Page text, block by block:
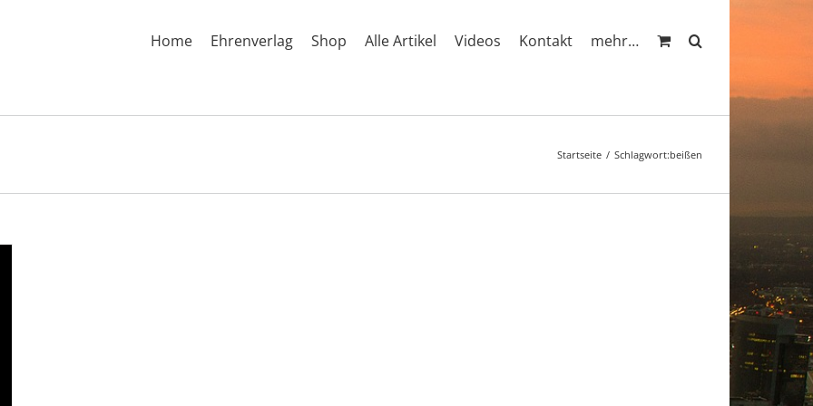
Home Ehrenverlag Shop Alle Artikel Videos Kontakt mehr…
Startseite Schlagwort:beißen